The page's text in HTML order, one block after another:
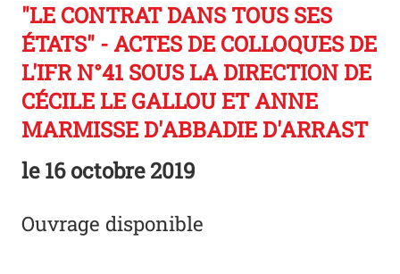
"LE CONTRAT DANS TOUS SES
ÉTATS" - ACTES DE COLLOQUES DE
L'IFR N°41 SOUS LA DIRECTION DE
CÉCILE LE GALLOU ET ANNE
MARMISSE D'ABBADIE D'ARRAST
le16 octobre 2019
Ouvrage disponible